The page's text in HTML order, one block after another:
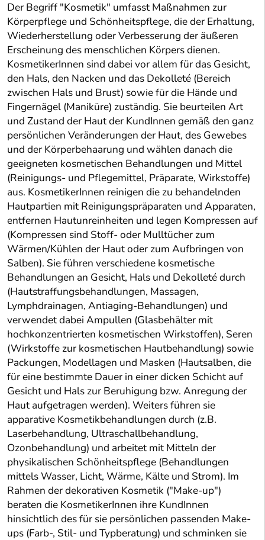
Der Begriff "Kosmetik" umfasst Maßnahmen zur
Körperpflege und Schönheitspflege, die der Erhaltung,
Wiederherstellung oder Verbesserung der äußeren
Erscheinung des menschlichen Körpers dienen.
KosmetikerInnen sind dabei vor allem für das Gesicht,
den Hals, den Nacken und das Dekolleté (Bereich
zwischen Hals und Brust) sowie für die Hände und
Fingernägel (Maniküre) zuständig. Sie beurteilen Art
und Zustand der Haut der KundInnen gemäß den ganz
persönlichen Veränderungen der Haut, des Gewebes
und der Körperbehaarung und wählen danach die
geeigneten kosmetischen Behandlungen und Mittel
(Reinigungs- und Pflegemittel, Präparate, Wirkstoffe)
aus. KosmetikerInnen reinigen die zu behandelnden
Hautpartien mit Reinigungspräparaten und Apparaten,
entfernen Hautunreinheiten und legen Kompressen auf
(Kompressen sind Stoff- oder Mulltücher zum
Wärmen/Kühlen der Haut oder zum Aufbringen von
Salben). Sie führen verschiedene kosmetische
Behandlungen an Gesicht, Hals und Dekolleté durch
(Hautstraffungsbehandlungen, Massagen,
Lymphdrainagen, Antiaging-Behandlungen) und
verwendet dabei Ampullen (Glasbehälter mit
hochkonzentrierten kosmetischen Wirkstoffen), Seren
(Wirkstoffe zur kosmetischen Hautbehandlung) sowie
Packungen, Modellagen und Masken (Hautsalben, die
für eine bestimmte Dauer in einer dicken Schicht auf
Gesicht und Hals zur Beruhigung bzw. Anregung der
Haut aufgetragen werden). Weiters führen sie
apparative Kosmetikbehandlungen durch (z.B.
Laserbehandlung, Ultraschallbehandlung,
Ozonbehandlung) und arbeitet mit Mitteln der
physikalischen Schönheitspflege (Behandlungen
mittels Wasser, Licht, Wärme, Kälte und Strom). Im
Rahmen der dekorativen Kosmetik ("Make-up")
beraten die KosmetikerInnen ihre KundInnen
hinsichtlich des für sie persönlichen passenden Make-
ups (Farb-, Stil- und Typberatung) und schminken sie